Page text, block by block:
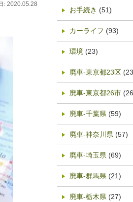
: 2020.05.28
お手続き (51)
カーライフ (93)
環境 (23)
廃車-東京都23区
廃車-東京都26市
廃車-千葉県 (59)
廃車-神奈川県 (57)
廃車-埼玉県 (69)
廃車-群馬県 (21)
廃車-栃木県 (27)